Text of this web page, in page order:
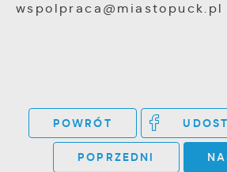
wspolpraca@miastopuck.pl
POWRÓT
POPRZEDNI